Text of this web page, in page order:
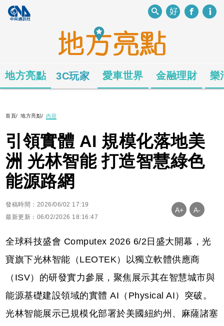
地方亮點 3C玩家 愛車世界 金融理財 樂
首頁/ 地方亮點/ 內容
引領實體 AI 規模化落地美
洲 光林智能 打造智慧綠色
能源路網
發稿時間：2026/06/02 17:19
最新更新：06/02/2026 18:16:47
A+ A-
全球科技盛會 Computex 2026 6/2日盛大開幕，光
寶旗下光林智能（LEOTEK）以獨立軟體供應商
（ISV）的研發實力參展，聚焦展示其在智慧城市與
能源基礎建設領域的實體 AI（Physical AI）突破。
光林智能展示已規模化部署於美國紐約州、麻薩諸塞